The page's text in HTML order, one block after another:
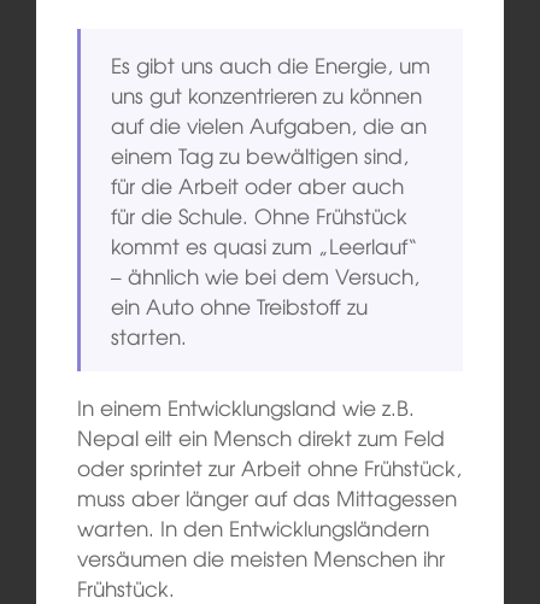
Es gibt uns auch die Energie, um
uns gut konzentrieren zu können
auf die vielen Aufgaben, die an
einem Tag zu bewältigen sind,
für die Arbeit oder aber auch
für die Schule. Ohne Frühstück
kommt es quasi zum „Leerlauf“
– ähnlich wie bei dem Versuch,
ein Auto ohne Treibstoff zu
starten.
In einem Entwicklungsland wie z.B.
Nepal eilt ein Mensch direkt zum Feld
oder sprintet zur Arbeit ohne Frühstück,
muss aber länger auf das Mittagessen
warten. In den Entwicklungsländern
versäumen die meisten Menschen ihr
Frühstück.